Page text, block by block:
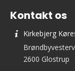
Kontakt os
Kirkebjerg
2600 Glostrup